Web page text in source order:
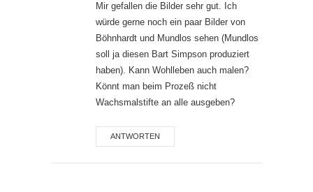
Mir gefallen die Bilder sehr gut. Ich
würde gerne noch ein paar Bilder von
Böhnhardt und Mundlos sehen (Mundlos
soll ja diesen Bart Simpson produziert
haben). Kann Wohlleben auch malen?
Könnt man beim Prozeß nicht
Wachsmalstifte an alle ausgeben?
ANTWORTEN